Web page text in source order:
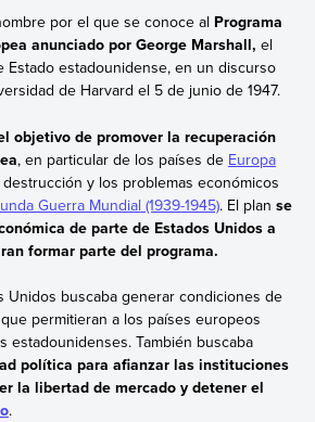
por el que se conoce al Programa
anunciado por George Marshall, el
Estado estadounidense, en un discurso
de Harvard el 5 de junio de 1947.
objetivo de promover la recuperación
, en particular de los países de Europa
y los problemas económicos
Guerra Mundial (1939-1945). El plan se
de parte de Estados Unidos a
formar parte del programa.
Unidos buscaba generar condiciones de
permitieran a los países europeos
estadounidenses. También buscaba
política para afianzar las instituciones
la libertad de mercado y detener el
.